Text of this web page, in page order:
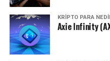
KRIPTO PARA
Axie Infinity